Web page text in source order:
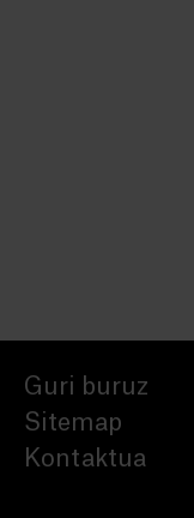
Guri buruz
Sitemap
Kontaktua